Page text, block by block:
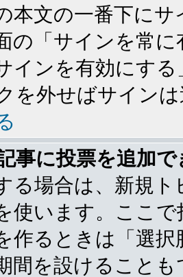
本文の一番下に
の「サインを常
インを有効にす
を外せばサイン
事に投票を追加
る場合は、新規
使います。ここ
作るときは「選
間を設けること